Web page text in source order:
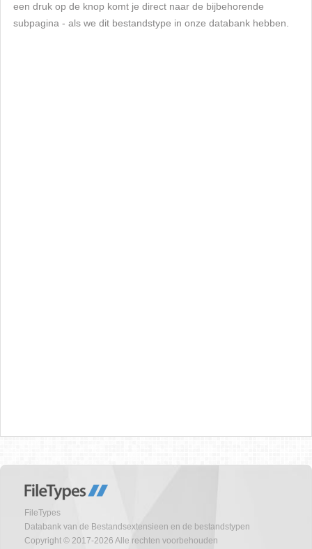
een druk op de knop komt je direct naar de bijbehorende
subpagina - als we dit bestandstype in onze databank hebben.
FileTypes
Databank van de Bestandsextensieen en de bestandstypen
Copyright © 2017-2026 Alle rechten voorbehouden